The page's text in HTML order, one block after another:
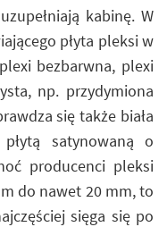
kabinę. W
płyta pleksi w
bezbarwna, plexi
np. przydymiona
się także biała
satynowaną o
producenci pleksi
do nawet 20 mm, to
sięga się po